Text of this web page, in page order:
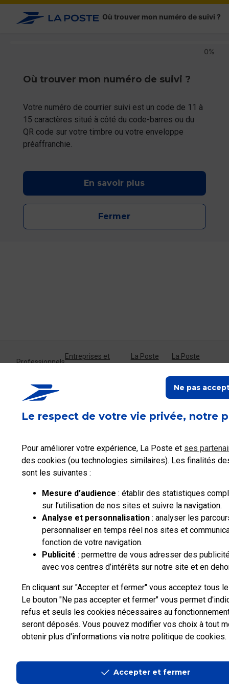
Le respect de votre vie privée, notre
Pour améliorer votre expérience, La Poste et ses
des cookies (ou technologies similaires). Les finalités
sont les suivantes :
Mesure d’audience : établir des statistiques
sur l’utilisation de nos sites et suivre la navigation.
Analyse et personnalisation : analyser les
personnaliser en temps réel nos sites et
fonction de votre navigation.
Publicité : permettre de vous adresser des
avec vos centres d’intérêts sur notre site et en
En cliquant sur "Accepter et fermer" vous acceptez tous
Le bouton "Ne pas accepter et fermer" vous permet
refus et seuls les cookies nécessaires au
seront déposés. Vous pouvez modifier vos choix à tout
obtenir plus d'informations via notre politique de cookies.
Ne pas
Accepter et fermer
Où trouver mon numéro de suivi ?
0%
Où trouver mon numéro de suivi ?
Votre numéro de courrier suivi est un code de 11 à
15 caractères situé à côté du code-barres ou du
QR code sur votre timbre ou votre enveloppe
préaffranchie.
En savoir plus
Fermer
Professionnels
Entreprises et
La Poste
La Poste
en
du
site
:
partiellement